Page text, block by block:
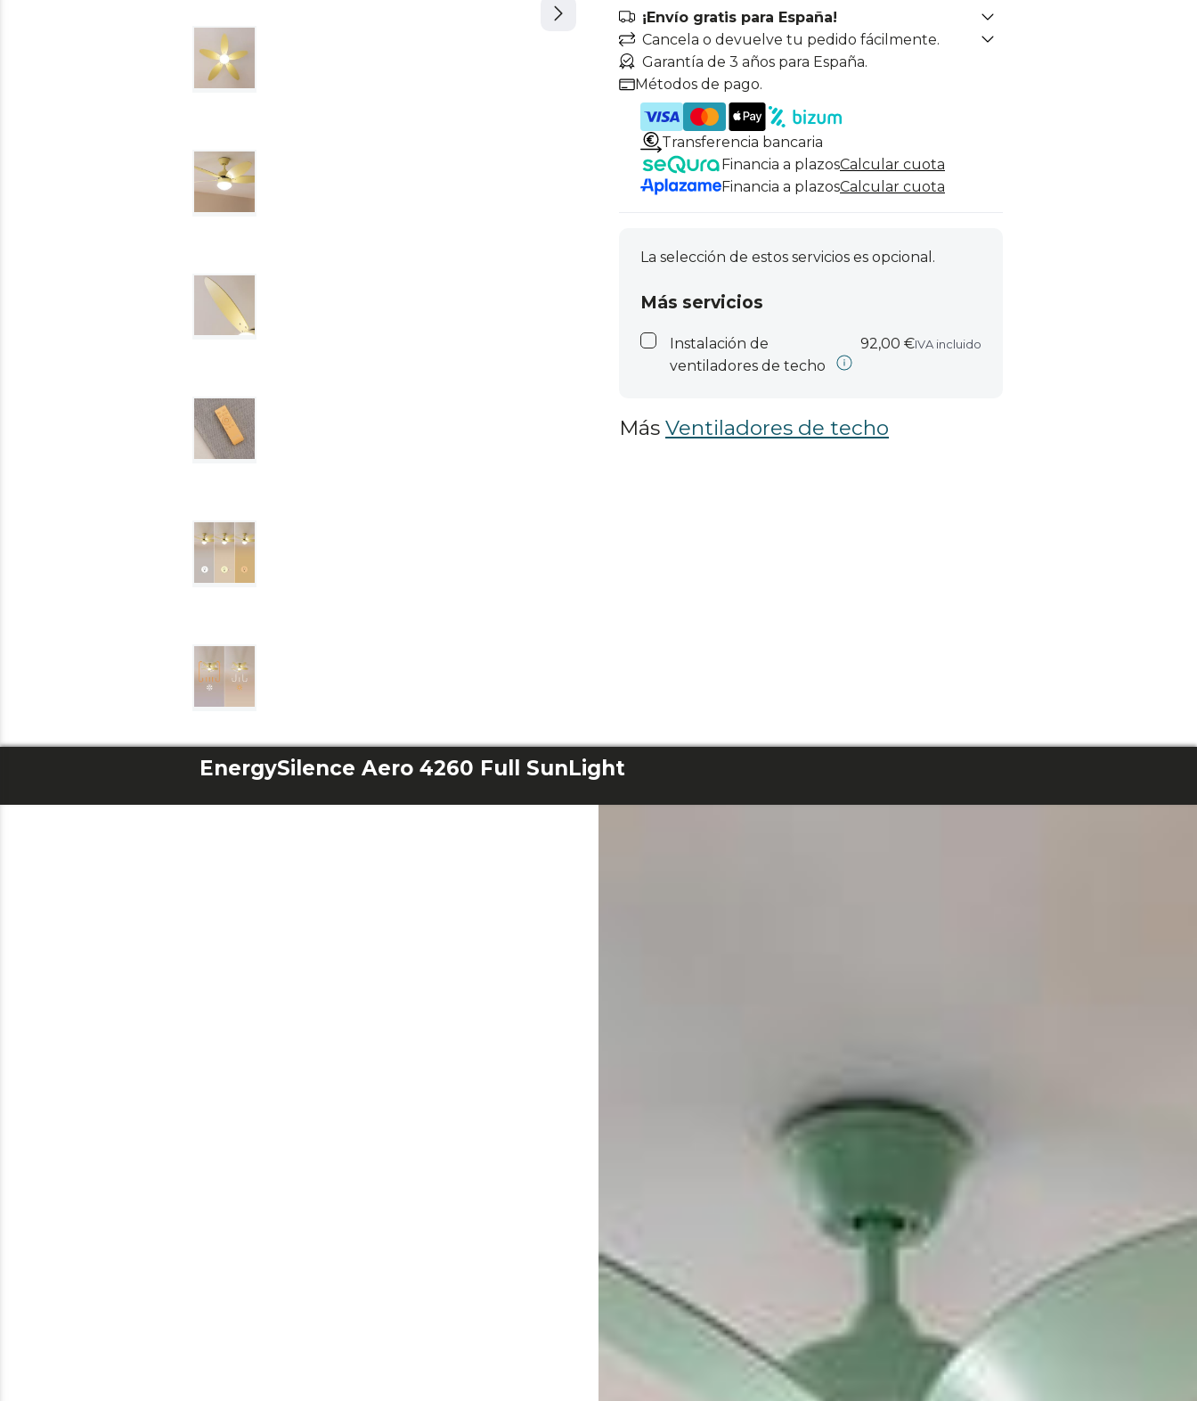
¡Envío gratis para España!
Cancela o devuelve tu pedido fácilmente.
Garantía de 3 años para España.
Métodos de pago.
Transferencia bancaria
Financia a plazosCalcular cuota
Financia a plazosCalcular cuota
La selección de estos servicios es opcional.
Más servicios
Instalación de
ventiladores de techo
92,00 €IVA incluido
Más Ventiladores de techo
EnergySilence Aero 4260 Full SunLight